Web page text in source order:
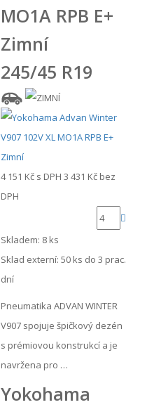
MO1A RPB E+
Zimní
245/45 R19
4 151 Kč s DPH 3 431 Kč bez
DPH
Skladem: 8 ks
Sklad externí: 50 ks do 3 prac.
dní
Pneumatika ADVAN WINTER
V907 spojuje špičkový dezén
s prémiovou konstrukcí a je
navržena pro …
Yokohama